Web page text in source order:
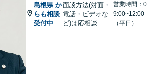
島根県 か
らも相談
受付中
面談方法(対面・
電話・ビデオな
ど)は応相談
営業時間：0
9:00~12:00
（平日）